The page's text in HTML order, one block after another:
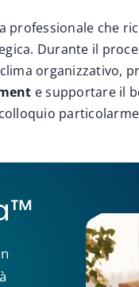
professionale che
Durante il
organizzativo,
e supportare il